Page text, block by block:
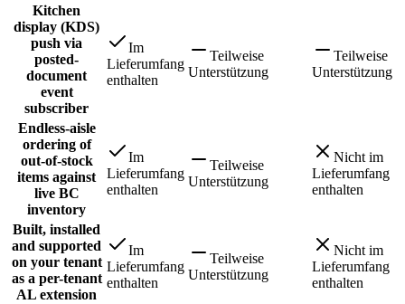
Kitchen
display (KDS)
push via
posted-
document
event
subscriber
Im
Lieferumfang
enthalten
Teilweise
Unterstützung
Teilweise
Unterstützung
Endless-aisle
ordering of
out-of-stock
items against
live BC
inventory
Im
Lieferumfang
enthalten
Teilweise
Unterstützung
Nicht im
Lieferumfang
enthalten
Built, installed
and supported
on your tenant
as a per-tenant
AL extension
Im
Lieferumfang
enthalten
Teilweise
Unterstützung
Nicht im
Lieferumfang
enthalten